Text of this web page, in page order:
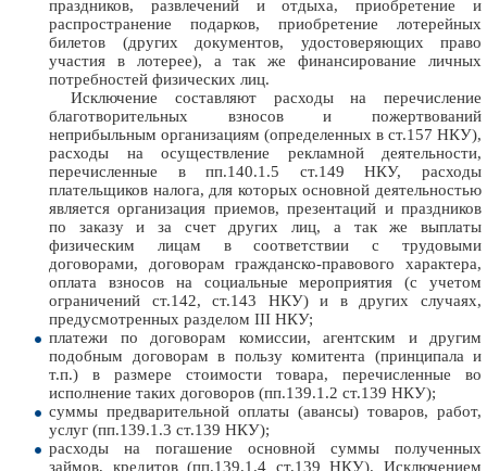
праздников, развлечений и отдыха, приобретение и
распространение подарков, приобретение лотерейных
билетов (других документов, удостоверяющих право
участия в лотерее), а так же финансирование личных
потребностей физических лиц.
Исключение составляют расходы на перечисление
благотворительных взносов и пожертвований
неприбыльным организациям (определенных в ст.157 НКУ),
расходы на осуществление рекламной деятельности,
перечисленные в пп.140.1.5 ст.149 НКУ, расходы
плательщиков налога, для которых основной деятельностью
является организация приемов, презентаций и праздников
по заказу и за счет других лиц, а так же выплаты
физическим лицам в соответствии с трудовыми
договорами, договорам гражданско-правового характера,
оплата взносов на социальные мероприятия (с учетом
ограничений ст.142, ст.143 НКУ) и в других случаях,
предусмотренных разделом III НКУ;
платежи по договорам комиссии, агентским и другим
подобным договорам в пользу комитента (принципала и
т.п.) в размере стоимости товара, перечисленные во
исполнение таких договоров (пп.139.1.2 ст.139 НКУ);
суммы предварительной оплаты (авансы) товаров, работ,
услуг (пп.139.1.3 ст.139 НКУ);
расходы на погашение основной суммы полученных
займов, кредитов (пп.139.1.4 ст.139 НКУ). Исключением